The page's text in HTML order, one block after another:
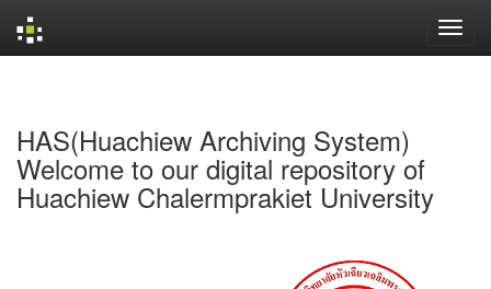
HAS(Huachiew Archiving System)
Welcome to our digital repository of
Huachiew Chalermprakiet University